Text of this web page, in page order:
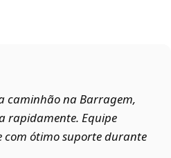
caminhão na Barragem,
rapidamente. Equipe
ótimo suporte durante